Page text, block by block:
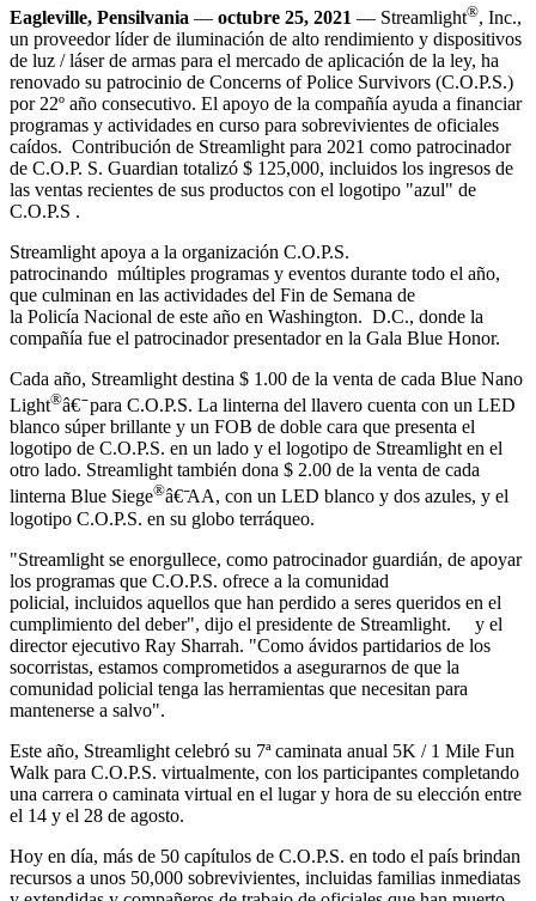
Eagleville, Pensilvania — octubre 25, 2021 — Streamlight®, Inc.,
un proveedor líder de iluminación de alto rendimiento y dispositivos
de luz / láser de armas para el mercado de aplicación de la ley, ha
renovado su patrocinio de Concerns of Police Survivors (C.O.P.S.)
por 22º año consecutivo. El apoyo de la compañía ayuda a financiar
programas y actividades en curso para sobrevivientes de oficiales
caídos. Contribución de Streamlight para 2021 como patrocinador
de C.O.P. S. Guardian totalizó $ 125,000, incluidos los ingresos de
las ventas recientes de sus productos con el logotipo "azul" de
C.O.P.S .
Streamlight apoya a la organización C.O.P.S.
patrocinando múltiples programas y eventos durante todo el año,
que culminan en las actividades del Fin de Semana de
la Policía Nacional de este año en Washington. D.C., donde la
compañía fue el patrocinador presentador en la Gala Blue Honor.
Cada año, Streamlight destina $ 1.00 de la venta de cada Blue Nano
Light®â€ ̄ para C.O.P.S. La linterna del llavero cuenta con un LED
blanco súper brillante y un FOB de doble cara que presenta el
logotipo de C.O.P.S. en un lado y el logotipo de Streamlight en el
otro lado. Streamlight también dona $ 2.00 de la venta de cada
linterna Blue Siege®â€ ̄AA, con un LED blanco y dos azules, y el
logotipo C.O.P.S. en su globo terráqueo.
"Streamlight se enorgullece, como patrocinador guardián, de apoyar
los programas que C.O.P.S. ofrece a la comunidad
policial, incluidos aquellos que han perdido a seres queridos en el
cumplimiento del deber", dijo el presidente de Streamlight. y el
director ejecutivo Ray Sharrah. "Como ávidos partidarios de los
socorristas, estamos comprometidos a asegurarnos de que la
comunidad policial tenga las herramientas que necesitan para
mantenerse a salvo".
Este año, Streamlight celebró su 7ª caminata anual 5K / 1 Mile Fun
Walk para C.O.P.S. virtualmente, con los participantes completando
una carrera o caminata virtual en el lugar y hora de su elección entre
el 14 y el 28 de agosto.
Hoy en día, más de 50 capítulos de C.O.P.S. en todo el país brindan
recursos a unos 50,000 sobrevivientes, incluidas familias inmediatas